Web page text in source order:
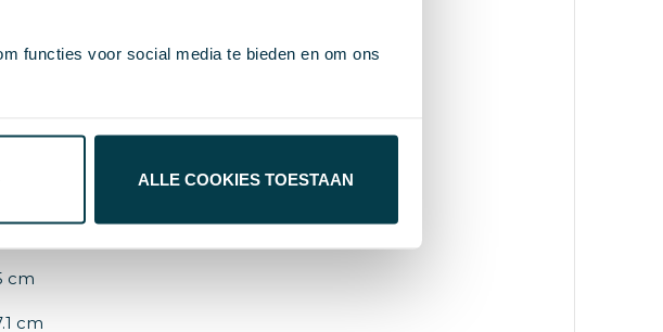
functies voor social media te bieden en om ons
ALLE COOKIES TOESTAAN
cm
cm